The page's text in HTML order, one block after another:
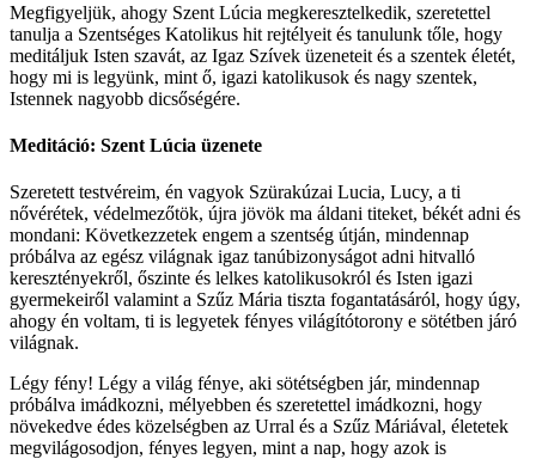
Megfigyeljük, ahogy Szent Lúcia megkeresztelkedik, szeretettel
tanulja a Szentséges Katolikus hit rejtélyeit és tanulunk tőle, hogy
meditáljuk Isten szavát, az Igaz Szívek üzeneteit és a szentek életét,
hogy mi is legyünk, mint ő, igazi katolikusok és nagy szentek,
Istennek nagyobb dicsőségére.
Meditáció: Szent Lúcia üzenete
Szeretett testvéreim, én vagyok Szürakúzai Lucia, Lucy, a ti
nővérétek, védelmezőtök, újra jövök ma áldani titeket, békét adni és
mondani: Következzetek engem a szentség útján, mindennap
próbálva az egész világnak igaz tanúbizonyságot adni hitvalló
keresztényekről, őszinte és lelkes katolikusokról és Isten igazi
gyermekeiről valamint a Szűz Mária tiszta fogantatásáról, hogy úgy,
ahogy én voltam, ti is legyetek fényes világítótorony e sötétben járó
világnak.
Légy fény! Légy a világ fénye, aki sötétségben jár, mindennap
próbálva imádkozni, mélyebben és szeretettel imádkozni, hogy
növekedve édes közelségben az Urral és a Szűz Máriával, életetek
megvilágosodjon, fényes legyen, mint a nap, hogy azok is